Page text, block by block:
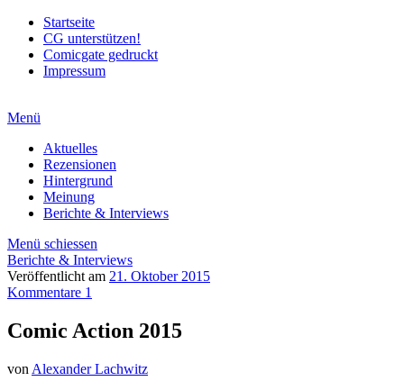
Startseite
CG unterstützen!
Comicgate gedruckt
Impressum
Menü
Aktuelles
Rezensionen
Hintergrund
Meinung
Berichte & Interviews
Menü schiessen
Berichte & Interviews
Veröffentlicht am 21. Oktober 2015
Kommentare 1
Comic Action 2015
von Alexander Lachwitz